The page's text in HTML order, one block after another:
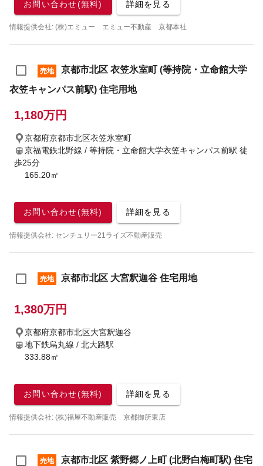
お問い合わせ(無料) 詳細を見る
情報提供会社: (株)エミュー エミュー不動産 京都本社
売地
京都市北区 衣笠氷室町 (等持院・立命館大学
衣笠キャンパス前駅) 住宅用地
1,180万円
京都府京都市北区衣笠氷室町
京福電鉄北野線 / 等持院・立命館大学衣笠キャンパス前駅 徒
歩25分
165.20㎡
お問い合わせ(無料) 詳細を見る
情報提供会社: センチュリー21ライズ不動産販売
売地 京都市北区 大宮釈迦谷 住宅用地
1,380万円
京都府京都市北区大宮釈迦谷
地下鉄烏丸線 / 北大路駅
333.88㎡
お問い合わせ(無料) 詳細を見る
情報提供会社: (株)福屋不動産販売 京都御所東店
売地
京都市北区 紫野郷ノ上町 (北野白梅町駅) 住宅